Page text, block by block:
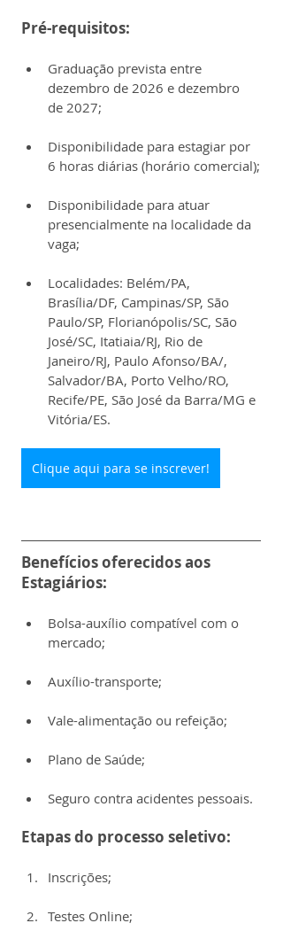
Pré-requisitos:
Graduação prevista entre
dezembro de 2026 e dezembro
de 2027;
Disponibilidade para estagiar por
6 horas diárias (horário comercial);
Disponibilidade para atuar
presencialmente na localidade da
vaga;
Localidades: Belém/PA,
Brasília/DF, Campinas/SP, São
Paulo/SP, Florianópolis/SC, São
José/SC, Itatiaia/RJ, Rio de
Janeiro/RJ, Paulo Afonso/BA/,
Salvador/BA, Porto Velho/RO,
Recife/PE, São José da Barra/MG e
Vitória/ES.
Clique aqui para se inscrever!
Benefícios oferecidos aos
Estagiários:
Bolsa-auxílio compatível com o
mercado;
Auxílio-transporte;
Vale-alimentação ou refeição;
Plano de Saúde;
Seguro contra acidentes pessoais.
Etapas do processo seletivo:
Inscrições;
Testes Online;